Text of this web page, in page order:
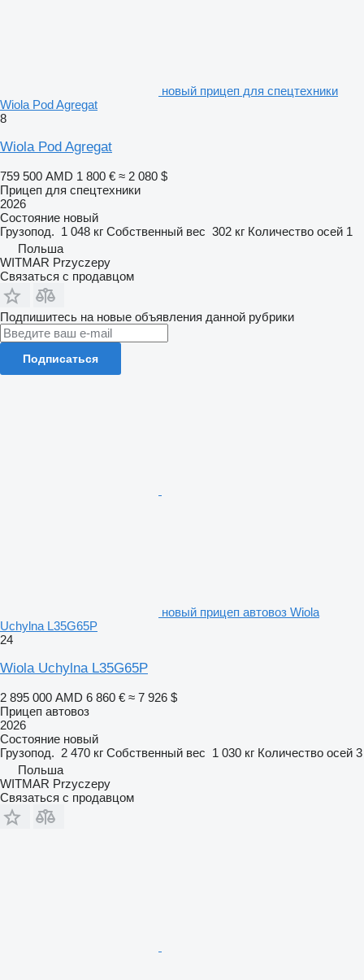
новый прицеп для спецтехники
Wiola Pod Agregat
8
Wiola Pod Agregat
759 500 AMD 1 800 € ≈ 2 080 $
Прицеп для спецтехники
2026
Состояние новый
Грузопод. 1 048 кг Собственный вес 302 кг Количество осей 1
Польша
WITMAR Przyczepy
Связаться с продавцом
Подпишитесь на новые объявления данной рубрики
Подписаться
новый прицеп автовоз Wiola
Uchylna L35G65P
24
Wiola Uchylna L35G65P
2 895 000 AMD 6 860 € ≈ 7 926 $
Прицеп автовоз
2026
Состояние новый
Грузопод. 2 470 кг Собственный вес 1 030 кг Количество осей 3
Польша
WITMAR Przyczepy
Связаться с продавцом